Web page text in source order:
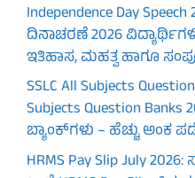
Independence Day Speech
ದಿನಾಚರಣೆ 2026
ಇತಿಹಾಸ, ಮಹತ್ವ ಹಾಗೂ
SSLC All Subjects
Subjects Question Banks
ಬ್ಯಾಂಕ್‌ಗಳು – ಹೆಚ್ಚು
HRMS Pay Slip July